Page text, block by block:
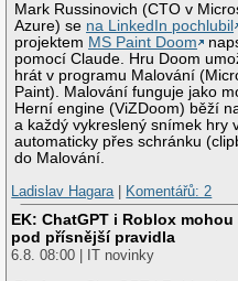
Mark Russinovich (CTO v
Azure) se na LinkedIn pochlubil
projektem MS Paint Doom
pomocí Claude. Hru Doom
hrát v programu Malování
Paint). Malování funguje jako
Herní engine (ViZDoom) běží
a každý vykreslený snímek hry
automaticky přes schránku
do Malování.
Ladislav Hagara
Komentářů: 2
EK: ChatGPT i Roblox
pod přísnější pravidla
6.8. 08:00 | IT novinky